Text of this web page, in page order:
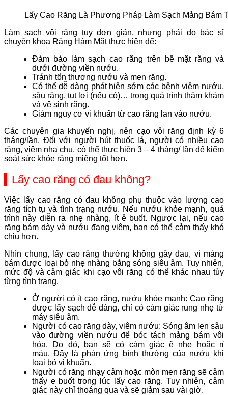
Lấy Cao Răng Là Phương Pháp Làm Sạch Mảng Bám
Làm sạch vôi răng tuy đơn giản, nhưng phải do bác sĩ
chuyên khoa Răng Hàm Mặt thực hiện để:
Đảm bảo làm sạch cao răng trên bề mặt răng và
dưới đường viền nướu.
Tránh tổn thương nướu và men răng.
Có thể dễ dàng phát hiện sớm các bệnh viêm nướu,
sâu răng, tụt lợi (nếu có)… trong quá trình thăm khám
và vệ sinh răng.
Giảm nguy cơ vi khuẩn từ cao răng lan vào nướu.
Các chuyên gia khuyến nghị, nên cạo vôi răng định kỳ 6
tháng/lần. Đối với người hút thuốc lá, người có nhiều cao
răng, viêm nha chu, có thể thực hiện 3 – 4 tháng/ lần để kiểm
soát sức khỏe răng miệng tốt hơn.
Lấy cao răng có đau không?
Việc lấy cao răng có đau không phụ thuộc vào lượng cao
răng tích tụ và tình trạng nướu. Nếu nướu khỏe mạnh, quá
trình này diễn ra nhẹ nhàng, ít ê buốt. Ngược lại, nếu cao
răng bám dày và nướu đang viêm, bạn có thể cảm thấy khó
chịu hơn.
Nhìn chung, lấy cao răng thường không gây đau, vì mảng
bám được loại bỏ nhẹ nhàng bằng sóng siêu âm. Tuy nhiên,
mức độ và cảm giác khi cạo vôi răng có thể khác nhau tùy
từng tình trạng.
Ở người có ít cao răng, nướu khỏe mạnh: Cao răng
được lấy sạch dễ dàng, chỉ có cảm giác rung nhẹ từ
máy siêu âm.
Người có cao răng dày, viêm nướu: Sóng âm len sâu
vào đường viền nướu để bóc tách mảng bám vôi
hóa. Do đó, bạn sẽ có cảm giác ê nhẹ hoặc rỉ
máu. Đây là phản ứng bình thường của nướu khi
loại bỏ vi khuẩn.
Người có răng nhạy cảm hoặc mòn men răng sẽ cảm
thấy e buốt trong lúc lấy cao răng. Tuy nhiên, cảm
giác này chỉ thoáng qua và sẽ giảm sau vài giờ.